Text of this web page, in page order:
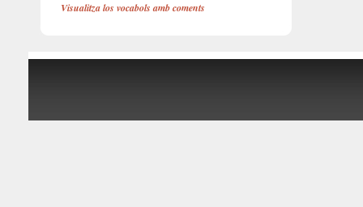
Visualitza los vocabols amb coments